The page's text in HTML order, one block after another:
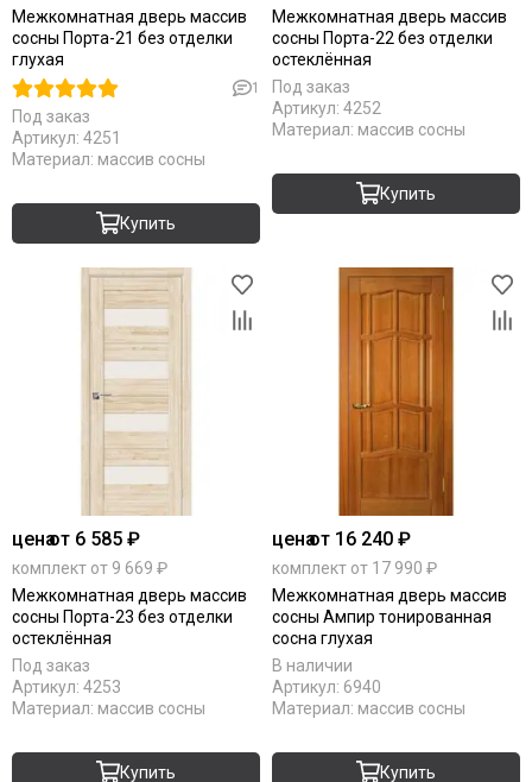
Межкомнатная дверь массив
сосны Порта-21 без отделки
глухая
1
Под заказ
Артикул: 4251
Материал: массив сосны
Купить
Межкомнатная дверь массив
сосны Порта-22 без отделки
остеклённая
Под заказ
Артикул: 4252
Материал: массив сосны
Купить
ценаот 6 585 ₽
комплект от 9 669 ₽
Межкомнатная дверь массив
сосны Порта-23 без отделки
остеклённая
Под заказ
Артикул: 4253
Материал: массив сосны
Купить
ценаот 16 240 ₽
комплект от 17 990 ₽
Межкомнатная дверь массив
сосны Ампир тонированная
сосна глухая
В наличии
Артикул: 6940
Материал: массив сосны
Купить